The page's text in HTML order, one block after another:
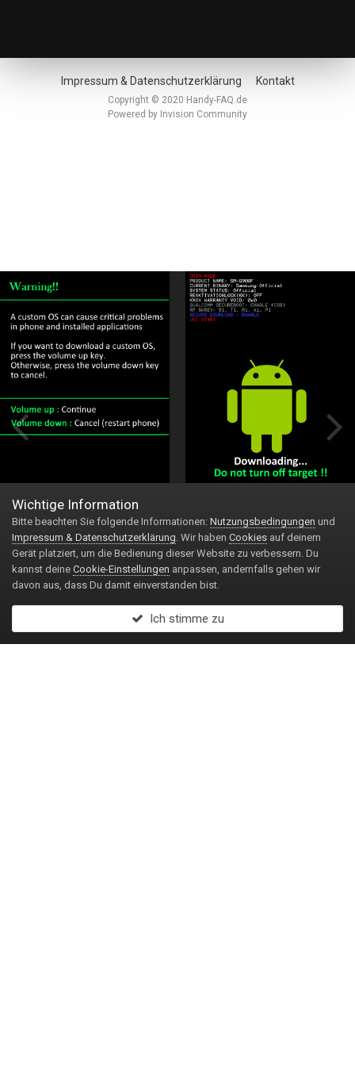
Impressum & Datenschutzerklärung Kontakt
Copyright © 2020 Handy-FAQ.de
Powered by Invision Community
Wichtige Information
Bitte beachten Sie folgende Informationen: Nutzungsbedingungen und
Impressum & Datenschutzerklärung. Wir haben Cookies auf deinem
Gerät platziert, um die Bedienung dieser Website zu verbessern. Du
kannst deine Cookie-Einstellungen anpassen, andernfalls gehen wir
davon aus, dass Du damit einverstanden bist.
Ich stimme zu